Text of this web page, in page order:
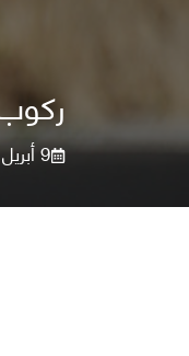
9 أبريل 2025